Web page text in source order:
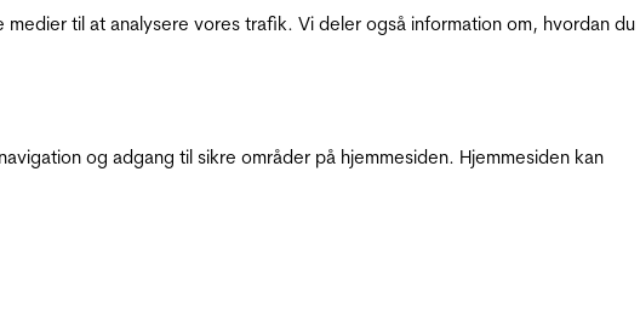
til at analysere vores trafik. Vi deler også information om, hvordan du
og adgang til sikre områder på hjemmesiden. Hjemmesiden kan